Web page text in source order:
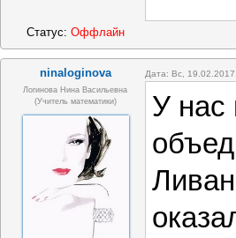
Статус: Оффлайн
ninaloginova Дата: Вс,
Логинова Нина Васильевна
(учитель математики)
У нас